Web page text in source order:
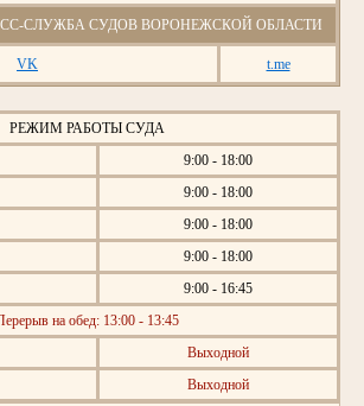
СЛУЖБА СУДОВ ВОРОНЕЖСКОЙ ОБЛАСТИ
VK t.me
РЕЖИМ РАБОТЫ СУДА
9:00 - 18:00
9:00 - 18:00
9:00 - 18:00
9:00 - 18:00
9:00 - 16:45
на обед: 13:00 - 13:45
Выходной
Выходной